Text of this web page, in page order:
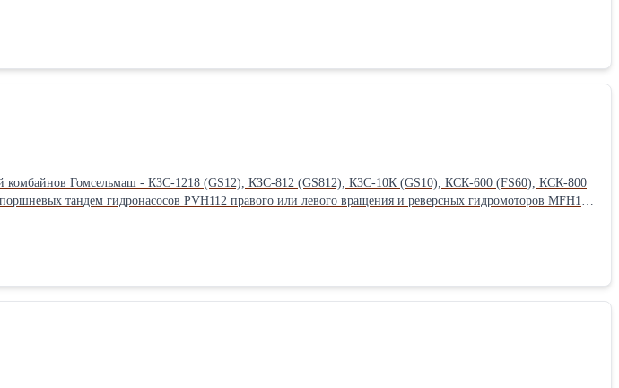
комбайна вперед и
и гидромотора. Применение: ✔️ Палессе КЗС-1218 (GS12); ✔️ Палессе
мановакуумметры МВ-1/4, фильтра и другие запчасти и расходники. ☎️ Узнайте стоимость
комбайнов Гомсельмаш - КЗС-1218 (GS12), КЗС-812 (GS812), КЗС-10К (GS10), КСК-600 (FS60), КСК-800
реверсный, с наличием клапанной
и гидромотора ГСТ Полесье -
65 см Вес: 145 кг Способ упаковки: Паллетный борт.